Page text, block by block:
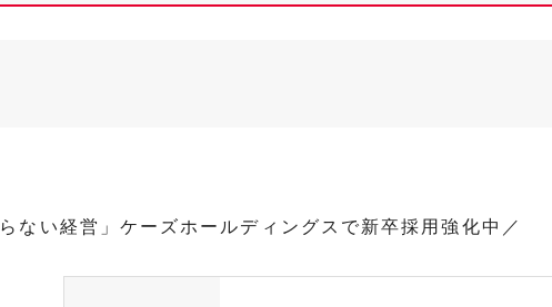
ない経営」ケーズホールディングスで新卒採用強化中／